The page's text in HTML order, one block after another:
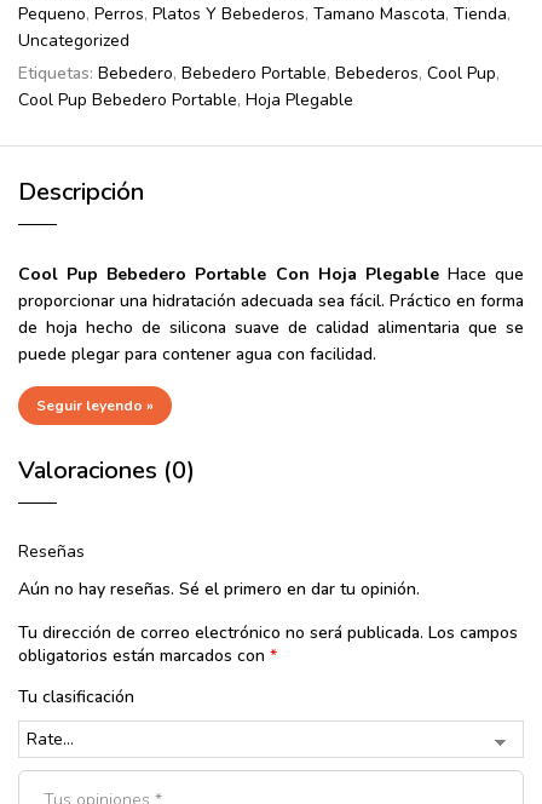
Pequeno, Perros, Platos Y Bebederos, Tamano Mascota, Tienda,
Uncategorized
Etiquetas: Bebedero, Bebedero Portable, Bebederos, Cool Pup,
Cool Pup Bebedero Portable, Hoja Plegable
Descripción
Cool Pup Bebedero Portable Con Hoja PlegableHace que
proporcionar una hidratación adecuada sea fácil. Práctico en forma
de hoja hecho de silicona suave de calidad alimentaria que se
puede plegar para contener agua con facilidad.
Seguir leyendo »
Valoraciones (0)
Reseñas
Aún no hay reseñas. Sé el primero en dar tu opinión.
Tu dirección de correo electrónico no será publicada. Los campos
obligatorios están marcados con *
Tu clasificación